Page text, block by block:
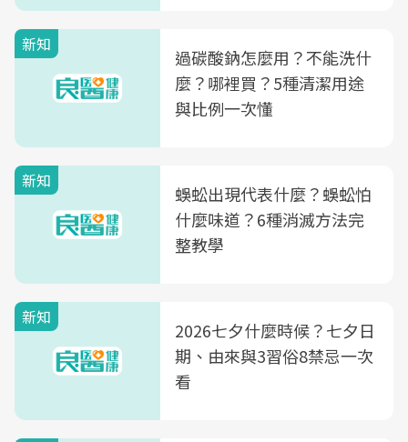
新知
過碳酸鈉怎麼用？不能洗什
麼？哪裡買？5種清潔用途
與比例一次懂
新知
蜈蚣出現代表什麼？蜈蚣怕
什麼味道？6種消滅方法完
整教學
新知
2026七夕什麼時候？七夕日
期、由來與3習俗8禁忌一次
看